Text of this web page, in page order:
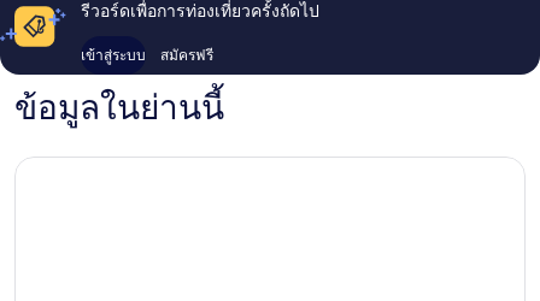
รีวอร์ดเพื่อการท่องเที่ยวครั้งถัดไป
เข้าสู่ระบบ สมัครฟรี
ข้อมูลในย่านนี้